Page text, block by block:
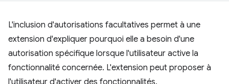
L'inclusion d'autorisations facultatives permet à une
extension d'expliquer pourquoi elle a besoin d'une
autorisation spécifique lorsque l'utilisateur active la
fonctionnalité concernée. L'extension peut proposer à
l'utilisateur d'activer des fonctionnalités.